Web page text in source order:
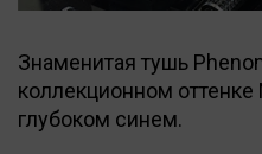
Знаменитая тушь
коллекционном оттенке
глубоком синем.